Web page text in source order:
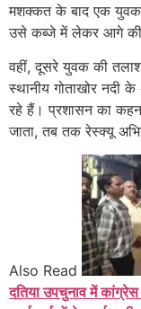
मशक्कत के बाद एक युवक
उसे कब्जे में लेकर आगे की
वहीं, दूसरे युवक की
स्थानीय गोताखोर
रहे हैं। प्रशासन का
जाता, तब तक रेस्क्यू
Also Read
दतिया उपचुनाव में